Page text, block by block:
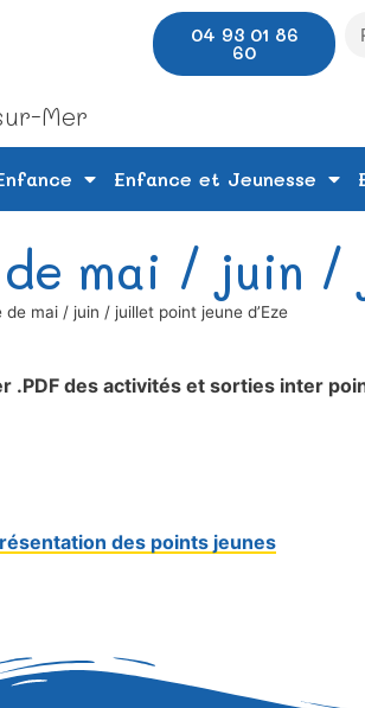
Mer
04 93 01 86
60
Enfance et Jeunesse
mai / juin /
de mai / juin / juillet point jeune d’Eze
.PDF des activités et sorties inter
des points jeunes